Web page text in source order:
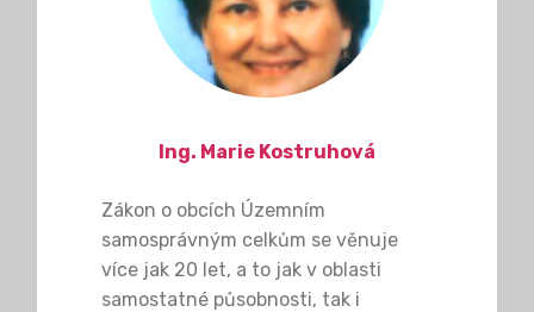
Ing. Marie Kostruhová
Zákon o obcích Územním
samosprávným celkům se věnuje
více jak 20 let, a to jak v oblasti
samostatné působnosti, tak i